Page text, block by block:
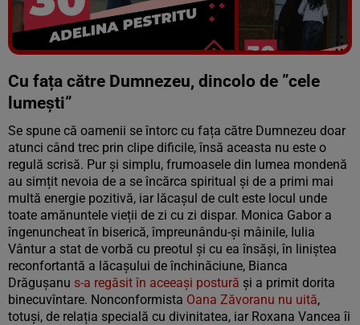
Vezi galeria foto
72 poze
Cu fața către Dumnezeu, dincolo de ”cele
lumești”
Se spune că oamenii se întorc cu fața către Dumnezeu doar
atunci când trec prin clipe dificile, însă aceasta nu este o
regulă scrisă. Pur și simplu, frumoasele din lumea mondenă
au simțit nevoia de a se încărca spiritual și de a primi mai
multă energie pozitivă, iar lăcașul de cult este locul unde
toate amănuntele vieții de zi cu zi dispar. Monica Gabor a
îngenuncheat în biserică, împreunându-și mâinile, Iulia
Vântur a stat de vorbă cu preotul și cu ea însăși, în liniștea
reconfortantă a lăcașului de închinăciune, Bianca
Drăgușanu s-a regăsit în aceeași postură și a primit dorita
binecuvîntare. Nonconformista Oana Zăvoranu nu uită,
totuși, de relația specială cu divinitatea, iar Roxana Vancea îi